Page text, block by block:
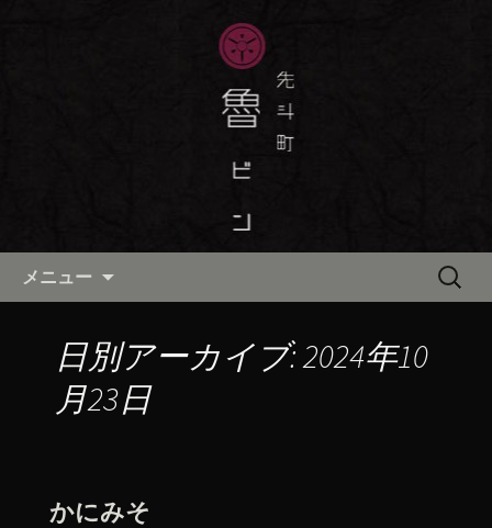
京都・先斗町の京料理・和食
「魯ビン（ろびん）」の公式ブ
京都・先斗町の京町家で美味しい季節
の京料理・和食が自慢の「魯ビン（ろ
びん）」がお店からのお知らせや、お
料理について最新情報をおとどけしま
メニュー
検
日別アーカイブ: 2024年10
月23日
かにみそ